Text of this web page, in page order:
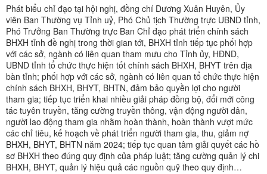
Phát biểu chỉ đạo tại hội nghị, đồng chí Dương Xuân Huyên, Ủy
viên Ban Thường vụ Tỉnh uỷ, Phó Chủ tịch Thường trực UBND tỉnh,
Phó Trưởng Ban Thường trực Ban Chỉ đạo phát triển chính sách
BHXH tỉnh đề nghị trong thời gian tới, BHXH tỉnh tiếp tục phối hợp
với các sở, ngành có liên quan tham mưu cho Tỉnh ủy, HĐND,
UBND tỉnh tổ chức thực hiện tốt chính sách BHXH, BHYT trên địa
bàn tỉnh; phối hợp với các sở, ngành có liên quan tổ chức thực hiện
chính sách BHXH, BHYT, BHTN, đảm bảo quyền lợi cho người
tham gia; tiếp tục triển khai nhiều giải pháp đồng bộ, đổi mới công
tác tuyên truyền, tăng cường truyền thông, vận động người dân,
người lao động tham gia nhằm hoàn thành, hoàn thành vượt mức
các chỉ tiêu, kế hoạch về phát triển người tham gia, thu, giảm nợ
BHXH, BHYT, BHTN năm 2024; tiếp tục quan tâm giải quyết các hồ
sơ BHXH theo đúng quy định của pháp luật; tăng cường quản lý chi
BHXH, BHYT, quản lý hiệu quả các nguồn quỹ theo quy định…